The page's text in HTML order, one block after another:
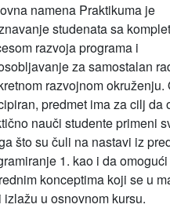
namena Praktikuma je
studenata sa
razvoja programa i
za samostalan
razvojnom okruženju.
predmet ima za cilj da
nauči studente primeni
što su čuli na nastavi iz
1. kao i da
konceptima koji se u
izlažu u osnovnom kursu.